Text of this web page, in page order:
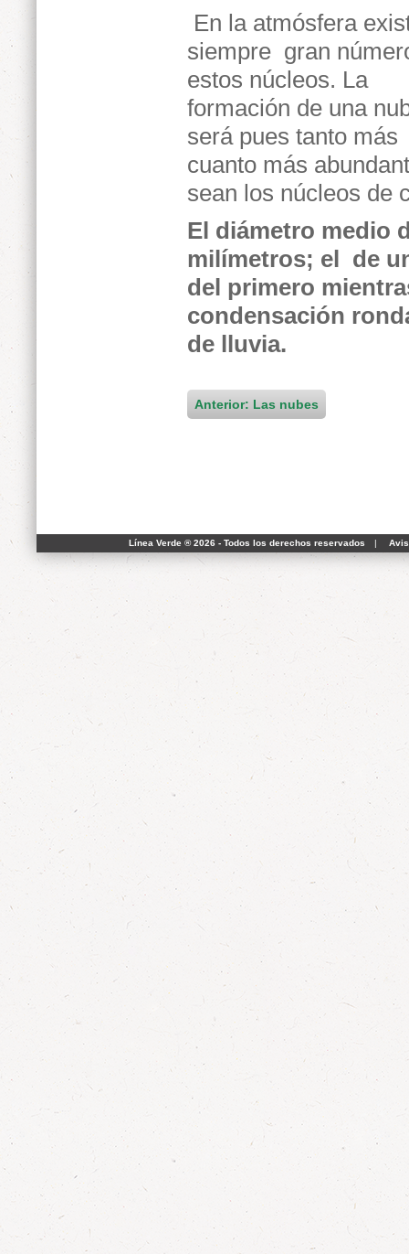
En la atmósfera
siempre gran
estos núcleos. La
formación de una
será pues tanto
cuanto más
sean los núcleos de
El diámetro medio
milímetros; el de
del primero
condensación
de lluvia.
Anterior: Las nubes
Línea Verde ® 2026 - Todos los derechos reservados |